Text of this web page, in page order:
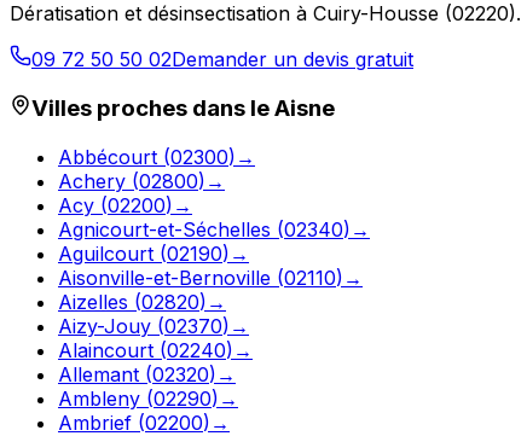
Dératisation et désinsectisation à Cuiry-Housse (02220).
09 72 50 50 02Demander un devis gratuit
Villes proches dans leAisne
Abbécourt (02300) →
Achery (02800) →
Acy (02200) →
Agnicourt-et-Séchelles (02340) →
Aguilcourt (02190) →
Aisonville-et-Bernoville (02110) →
Aizelles (02820) →
Aizy-Jouy (02370) →
Alaincourt (02240) →
Allemant (02320) →
Ambleny (02290) →
Ambrief (02200) →